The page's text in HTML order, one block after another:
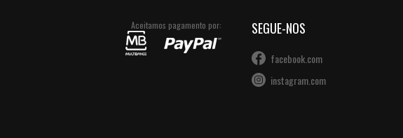
Aceitamos pagamento por: SEGUE-NOS
facebook.com
instagram.com